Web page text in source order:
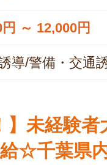
～ 12,000円
導/警備・交通
】未経験
☆千葉県